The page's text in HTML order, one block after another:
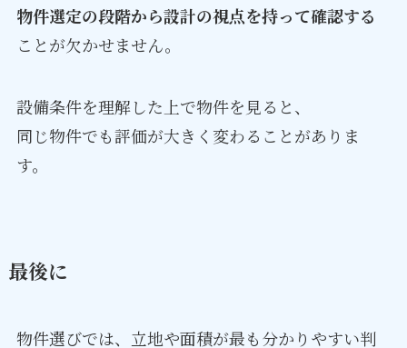
物件選定の段階から設計の視点を持って確認する
ことが欠かせません。
設備条件を理解した上で物件を見ると、
同じ物件でも評価が大きく変わることがありま
す。
最後に
物件選びでは、立地や面積が最も分かりやすい判